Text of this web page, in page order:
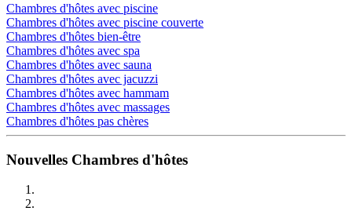
Chambres d'hôtes avec piscine
Chambres d'hôtes avec piscine couverte
Chambres d'hôtes bien-être
Chambres d'hôtes avec spa
Chambres d'hôtes avec sauna
Chambres d'hôtes avec jacuzzi
Chambres d'hôtes avec hammam
Chambres d'hôtes avec massages
Chambres d'hôtes pas chères
Nouvelles Chambres d'hôtes